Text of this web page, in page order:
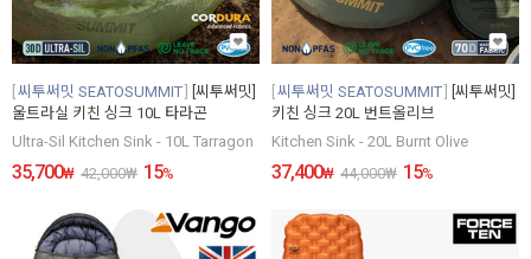
씨투써밋 SEATOSUMMIT
[씨투써밋]
울트라실 키친 싱크 10L 타라곤
Ultra-Sil Kitchen Sink - 10L Tarragon
35,700₩ 42,000₩ 15%
씨투써밋 SEATOSUMMIT
[씨투써밋]
키친 싱크 20L 번트올리브
Kitchen Sink - 20L Burnt Olive
37,400₩ 44,000₩ 15%